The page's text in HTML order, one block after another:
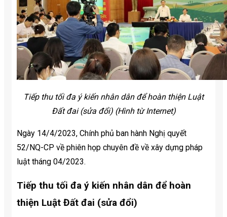
Tiếp thu tối đa ý kiến nhân dân để hoàn thiện Luật
Đất đai (sửa đổi) (Hình từ Internet)
Ngày 14/4/2023, Chính phủ ban hành Nghị quyết
52/NQ-CP về phiên họp chuyên đề về xây dựng pháp
luật tháng 04/2023.
Tiếp thu tối đa ý kiến nhân dân để hoàn
thiện Luật Đất đai (sửa đổi)